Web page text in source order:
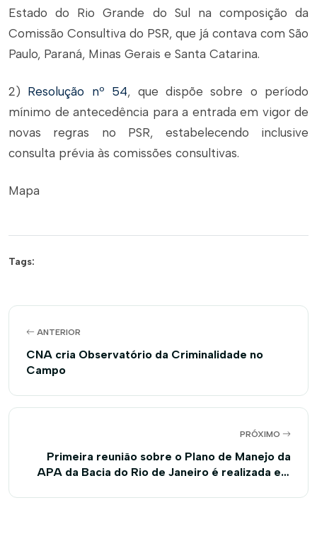
Estado do Rio Grande do Sul na composição da
Comissão Consultiva do PSR, que já contava com São
Paulo, Paraná, Minas Gerais e Santa Catarina.
2) Resolução nº 54, que dispõe sobre o período
mínimo de antecedência para a entrada em vigor de
novas regras no PSR, estabelecendo inclusive
consulta prévia às comissões consultivas.
Mapa
Tags:
ANTERIOR
CNA cria Observatório da Criminalidade no
Campo
PRÓXIMO
Primeira reunião sobre o Plano de Manejo da
APA da Bacia do Rio de Janeiro é realizada em